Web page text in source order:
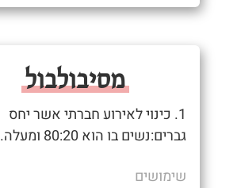
מסיבולבול
1. כינוי לאירוע חברתי אשר יחס
גברים:נשים בו הוא 80:20 ומעלה.
שימושים